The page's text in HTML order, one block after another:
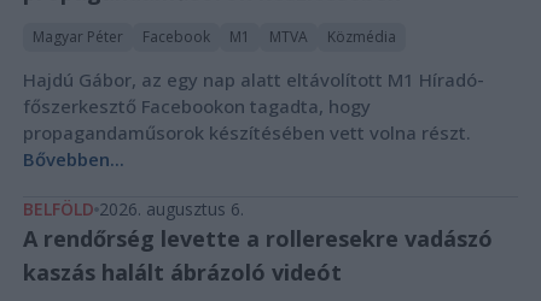
Magyar Péter Facebook M1 MTVA Közmédia
Hajdú Gábor, az egy nap alatt eltávolított M1 Híradó-
főszerkesztő Facebookon tagadta, hogy
propagandaműsorok készítésében vett volna részt.
Bővebben...
BELFÖLD 2026. augusztus 6.
A rendőrség levette a rolleresekre vadászó
kaszás halált ábrázoló videót